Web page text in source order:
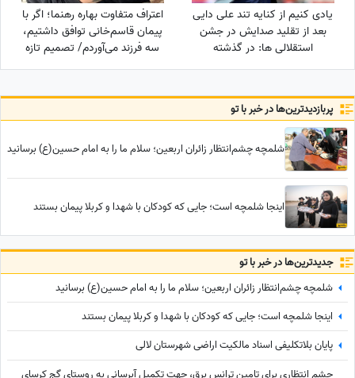
یادی کنیم از کنایه تند علی دایی
بعد از تقلید صدایش در جشن
استقلالی ها: در گذشته
پادشاهان دلقک‌هایی داشتند که
مردم بود+عکس
اعتراف متفاوت بهاره رهنما؛ اگر با
پیمان قاسم‌خانی توافق داشتیم،
سه فرزند می‌آوردم/ تصمیم تازه
برای ازدواج
پربازدید‌ترین‌ها در خبر با تو
شلمچه چشم‌انتظار زائران اربعین؛ سلام ما را به امام حسین(ع) برسانید
اینجا شلمچه است؛ جایی که کودکان با شهدا و کربلا پیمان بستند
جدید‌ترین‌ها در خبر با تو
شلمچه چشم‌انتظار زائران اربعین؛ سلام ما را به امام حسین(ع) برسانید
اینجا شلمچه است؛ جایی که کودکان با شهدا و کربلا پیمان بستند
پایان بلاتکلیفی اسناد مالکیت اراضی شهرستان لالی
چشم انتظاری برای تامین ترانس برق، جهت تکمیل آبرسانی به روستای گج کرسای